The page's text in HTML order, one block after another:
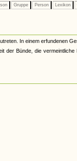
Gruppe Person Lexikon
In einem erfundenen
der Bünde, die vermeintliche